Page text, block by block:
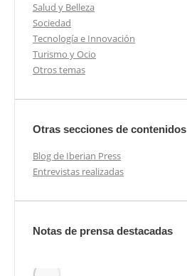
Salud y Belleza
Sociedad
Tecnología e Innovación
Turismo y Ocio
Otros temas
Otras secciones de contenidos
Blog de Iberian Press
Entrevistas realizadas
Notas de prensa destacadas